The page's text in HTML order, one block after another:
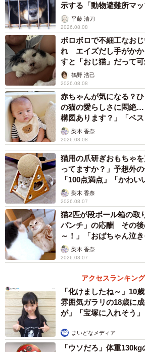
示する「動物避難所マ
平藤 清刀
2026.08.08
ボロボロで不細工なお
れ エイズだし手がか
すと「おじ猫」だって可
鶴野 浩己
2026.08.08
赤ちゃんが気になる？
の猫の愛らしさに悶絶
構図あります？」「ベス
梨木 香奈
2026.08.08
猫用の爪研ぎおもちゃ
ってますか？」予想外
「100点満点」「かわい
梨木 香奈
2026.08.07
猫2匹が段ボール箱の取
パンチ」の応酬 その後
～！」「おばちゃん泣
梨木 香奈
2026.08.07
アクセスランキング
「化けましたね～」10
雰囲気ガラリの18歳に
が」「宝塚に入れそう」
まいどなメディア
「ウソだろ」体重